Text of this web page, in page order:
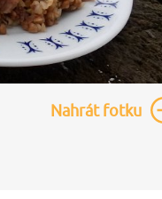
Nahrátfotku